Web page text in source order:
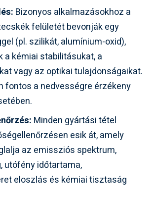
Bizonyos alkalmazásokhoz a
felületét bevonják egy
(pl. szilikát, alumínium-oxid),
a kémiai stabilitásukat, a
vagy az optikai tulajdonságaikat.
fontos a nedvességre érzékeny
Minden gyártási tétel
esik át, amely
az emissziós spektrum,
utófény időtartama,
eloszlás és kémiai tisztaság